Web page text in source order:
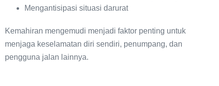
Mengantisipasi situasi darurat
Kemahiran mengemudi menjadi faktor penting untuk
menjaga keselamatan diri sendiri, penumpang, dan
pengguna jalan lainnya.